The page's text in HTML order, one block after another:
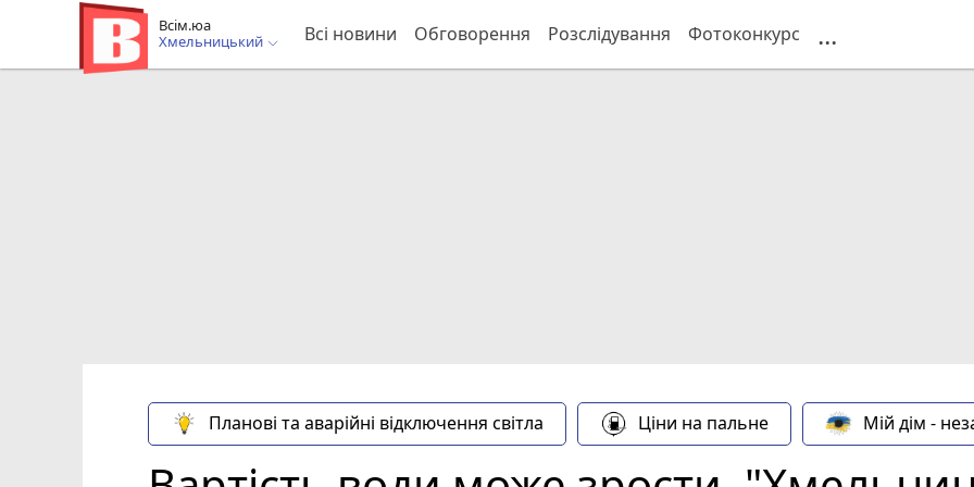
Всім.юа
Хмельницький
Всі новини Обговорення Розслідування Фотоконкурс ...
Планові та аварійні відключення світла Ціни на пальне Мій дім -